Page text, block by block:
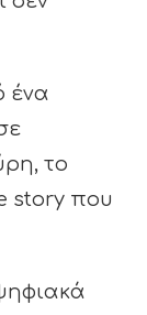
ένα
το
story που